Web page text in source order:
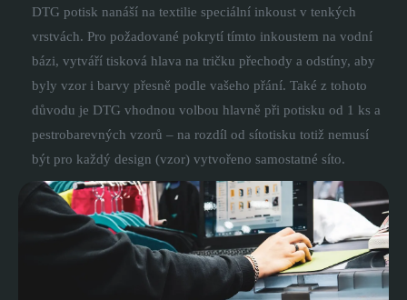
DTG potisk nanáší na textilie speciální inkoust v tenkých
vrstvách. Pro požadované pokrytí tímto inkoustem na vodní
bázi, vytváří tisková hlava na tričku přechody a odstíny, aby
byly vzor i barvy přesně podle vašeho přání. Také z tohoto
důvodu je DTG vhodnou volbou hlavně při potisku od 1 ks a
pestrobarevných vzorů – na rozdíl od sítotisku totiž nemusí
být pro každý design (vzor) vytvořeno samostatné síto.